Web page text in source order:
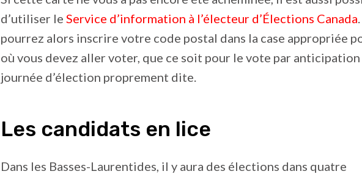
d’utiliser le Service d’information à l’électeur d’Élections Canada
pourrez alors inscrire votre code postal dans la case appropriée
où vous devez aller voter, que ce soit pour le vote par
journée d’élection proprement dite.
Les candidats en lice
Dans les Basses-Laurentides, il y aura des élections dans quatre